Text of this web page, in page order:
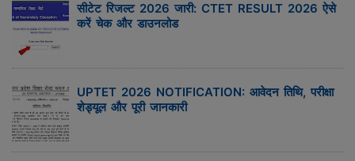
सीटेट रिजल्ट 2026 जारी: CTET RESULT 2026 ऐसे
करें चेक और डाउनलोड
UPTET 2026 NOTIFICATION: आवेदन तिथि, परीक्षा
शेड्यूल और पूरी जानकारी